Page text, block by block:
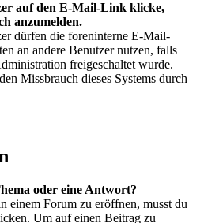
auf den E-Mail-Link klicke,
anzumelden.
dürfen die foreninterne E-Mail-
an andere Benutzer nutzen, falls
freigeschaltet wurde.
Missbrauch dieses Systems durch
oder eine Antwort?
einem Forum zu eröffnen, musst du
Um auf einen Beitrag zu